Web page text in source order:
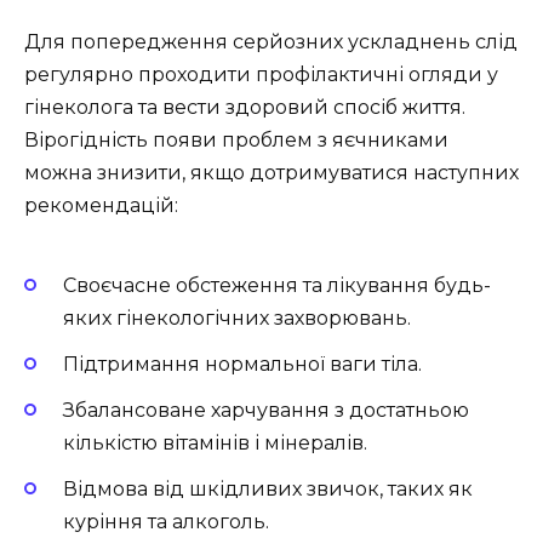
Для попередження серйозних ускладнень слід
регулярно проходити профілактичні огляди у
гінеколога та вести здоровий спосіб життя.
Вірогідність появи проблем з яєчниками
можна знизити, якщо дотримуватися наступних
рекомендацій:
Своєчасне обстеження та лікування будь-
яких гінекологічних захворювань.
Підтримання нормальної ваги тіла.
Збалансоване харчування з достатньою
кількістю вітамінів і мінералів.
Відмова від шкідливих звичок, таких як
куріння та алкоголь.